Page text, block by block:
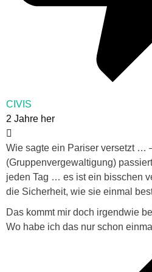
CIVIS
2 Jahre her
Wie sagte ein Pariser versetzt …
(Gruppenvergewaltigung)
jeden Tag … es ist ein bisschen
die Sicherheit, wie sie einmal
Das kommt mir doch irgendwie
Wo habe ich das nur schon